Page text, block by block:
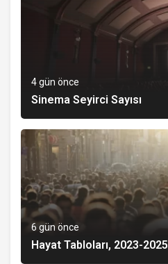
4 gün önce
Sinema Seyirci Sayısı
6 gün önce
Hayat Tabloları, 2023-2025